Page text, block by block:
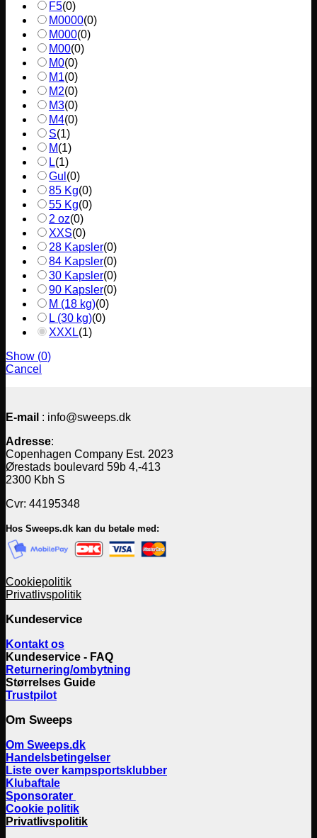
F5(0)
M0000(0)
M000(0)
M00(0)
M0(0)
M1(0)
M2(0)
M3(0)
M4(0)
S(1)
M(1)
L(1)
Gul (0)
85 Kg(0)
55 Kg(0)
2 oz(0)
XXS(0)
28 Kapsler(0)
84 Kapsler(0)
30 Kapsler(0)
90 Kapsler(0)
M (18 kg)(0)
L (30 kg)(0)
XXXL(1)
Show (0)
Cancel
E-mail : info@sweeps.dk
Adresse:
Copenhagen Company Est. 2023
Ørestads boulevard 59b 4,-413
2300 Kbh S
Cvr: 44195348
Hos Sweeps.dk kan du betale med:
Cookiepolitik
Privatlivspolitik
Kundeservice
Kontakt os
Kundeservice - FAQ
Returnering/ombytning
Størrelses Guide
Trustpilot
Om Sweeps
Om Sweeps.dk
Handelsbetingelser
Liste over kampsportsklubber
Klubaftale
Sponsorater
Cookie politik
Privatlivspolitik